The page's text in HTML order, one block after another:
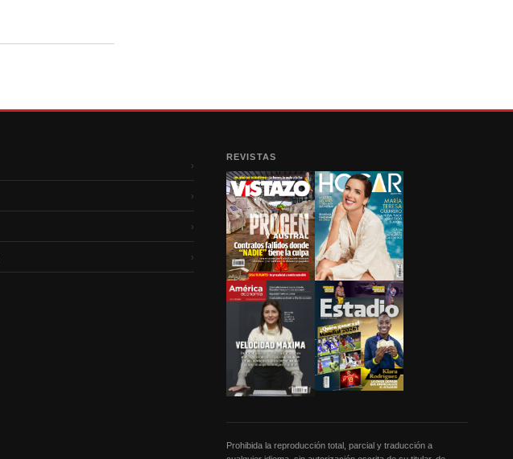
›
›
›
›
REVISTAS
Prohibida la reproducción total, parcial y traducción a